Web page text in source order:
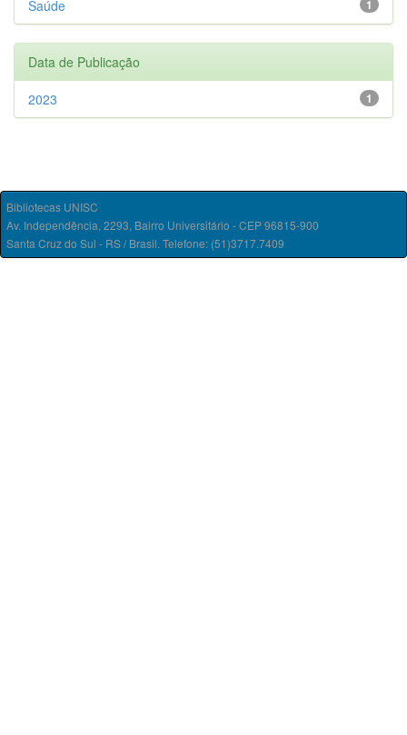
1
Saúde
Data de Publicação
1
2023
Bibliotecas UNISC
Av. Independência, 2293, Bairro Universitário - CEP 96815-900
Santa Cruz do Sul - RS / Brasil. Telefone: (51)3717.7409